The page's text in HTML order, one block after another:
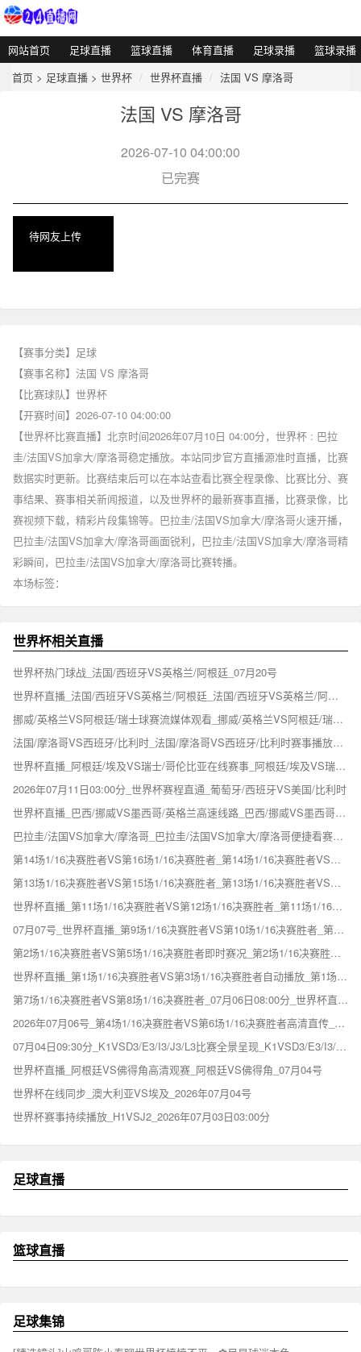
网站首页 足球直播 篮球直播 体育直播 足球录播
篮球录播
首页 > 足球直播 > 世界杯 世界杯直播 法国 VS 摩洛哥
法国 VS 摩洛哥
2026-07-10 04:00:00
已完赛
待网友上传
【赛事分类】 足球
【赛事名称】 法国 VS 摩洛哥
【比赛球队】 世界杯
【开赛时间】 2026-07-10 04:00:00
【世界杯比赛直播】北京时间2026年07月10日 04:00分，世界杯 : 巴拉
圭/法国VS加拿大/摩洛哥稳定播放。本站同步官方直播源准时直播，比赛
数据实时更新。比赛结束后可以在本站查看比赛全程录像、比赛比分、赛
事结果、赛事相关新闻报道，以及世界杯的最新赛事直播，比赛录像，比
赛视频下载，精彩片段集锦等。巴拉圭/法国VS加拿大/摩洛哥火速开播，
巴拉圭/法国VS加拿大/摩洛哥画面锐利，巴拉圭/法国VS加拿大/摩洛哥精
彩瞬间，巴拉圭/法国VS加拿大/摩洛哥比赛转播。
本场标签：
世界杯相关直播
世界杯热门球战_法国/西班牙VS英格兰/阿根廷_07月20号
世界杯直播_法国/西班牙VS英格兰/阿根廷_法国/西班牙VS英格兰/阿根廷极速切换_2026年07月19日05:00分
挪威/英格兰VS阿根廷/瑞士球赛流媒体观看_挪威/英格兰VS阿根廷/瑞士_世界杯直播_07月16号
法国/摩洛哥VS西班牙/比利时_法国/摩洛哥VS西班牙/比利时赛事播放_世界杯直播_2026年07月15日
世界杯直播_阿根廷/埃及VS瑞士/哥伦比亚在线赛事_阿根廷/埃及VS瑞士/哥伦比亚_07月12日09:00分
2026年07月11日03:00分_世界杯赛程直通_葡萄牙/西班牙VS美国/比利时
世界杯直播_巴西/挪威VS墨西哥/英格兰高速线路_巴西/挪威VS墨西哥/英格兰_2026年07月12日05:00分
巴拉圭/法国VS加拿大/摩洛哥_巴拉圭/法国VS加拿大/摩洛哥便捷看赛_世界杯直播_2026年07月10日04:00分
第14场1/16决赛胜者VS第16场1/16决赛胜者_第14场1/16决赛胜者VS第16场1/16决赛胜者直达赛点_世界杯直播_2026年07月08日
第13场1/16决赛胜者VS第15场1/16决赛胜者_第13场1/16决赛胜者VS第15场1/16决赛胜者赛事授权转播_07月08日04:00分_世界杯直播
世界杯直播_第11场1/16决赛胜者VS第12场1/16决赛胜者_第11场1/16决赛胜者VS第12场1/16决赛胜者免费观赛_2026年07月07号
07月07号_世界杯直播_第9场1/16决赛胜者VS第10场1/16决赛胜者_第9场1/16决赛胜者VS第10场1/16决赛胜者免费在线直播
第2场1/16决赛胜者VS第5场1/16决赛胜者即时赛况_第2场1/16决赛胜者VS第5场1/16决赛胜者_世界杯直播_2026年07月05日05:00分
世界杯直播_第1场1/16决赛胜者VS第3场1/16决赛胜者自动播放_第1场1/16决赛胜者VS第3场1/16决赛胜者_2026年07月05日01:00分
第7场1/16决赛胜者VS第8场1/16决赛胜者_07月06日08:00分_世界杯直通现场
2026年07月06号_第4场1/16决赛胜者VS第6场1/16决赛胜者高清直传_第4场1/16决赛胜者VS第6场1/16决赛胜者_世界杯直播
07月04日09:30分_K1VSD3/E3/I3/J3/L3比赛全景呈现_K1VSD3/E3/I3/J3/L3_世界杯直播
世界杯直播_阿根廷VS佛得角高清观赛_阿根廷VS佛得角_07月04号
世界杯在线同步_澳大利亚VS埃及_2026年07月04号
世界杯赛事持续播放_H1VSJ2_2026年07月03日03:00分
足球直播
篮球直播
足球集锦